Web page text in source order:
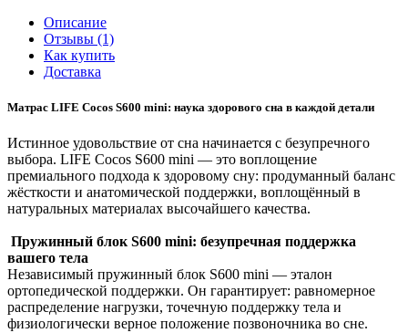
Описание
Отзывы (1)
Как купить
Доставка
Матрас LIFE Cocos S600 mini: наука здорового сна в каждой детали
Истинное удовольствие от сна начинается с безупречного
выбора. LIFE Cocos S600 mini — это воплощение
премиального подхода к здоровому сну: продуманный баланс
жёсткости и анатомической поддержки, воплощённый в
натуральных материалах высочайшего качества.
Пружинный блок S600 mini: безупречная поддержка
вашего тела
Независимый пружинный блок S600 mini — эталон
ортопедической поддержки. Он гарантирует: равномерное
распределение нагрузки, точечную поддержку тела и
физиологически верное положение позвоночника во сне.